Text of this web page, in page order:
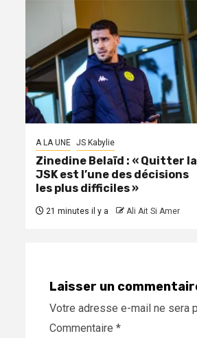
A LA UNE JS Kabylie
Zinedine Belaïd : « Quitter la
JSK est l’une des décisions
les plus difficiles »
21 minutes il y a Ali Ait Si Amer
Laisser un
Votre adresse e-mail ne sera
Commentaire *